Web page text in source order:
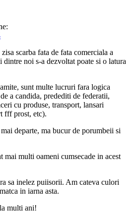
scarba fata de fata comerciala a
noi s-a dezvoltat poate si o latura
sunt multe lucruri fara logica
a candida, predediti de federatii,
cu produse, transport, lansari
fff prost, etc).
departe, ma bucur de porumbeii si
mai multi oameni cumsecade in acest
sa inelez puiisorii. Am cateva culori
in iarna asta.
multi ani!